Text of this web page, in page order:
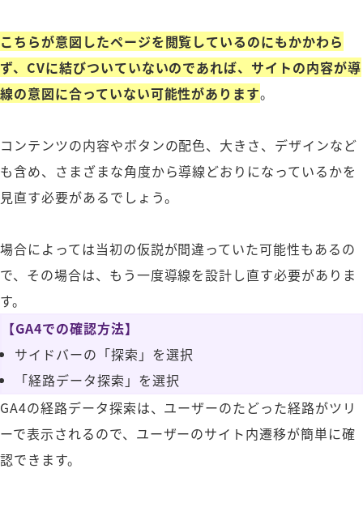
こちらが意図したページを閲覧しているのにもかかわら
ず、CVに結びついていないのであれば、サイトの内容が導
線の意図に合っていない可能性があります。
コンテンツの内容やボタンの配色、大きさ、デザインなど
も含め、さまざまな角度から導線どおりになっているかを
見直す必要があるでしょう。
場合によっては当初の仮説が間違っていた可能性もあるの
で、その場合は、もう一度導線を設計し直す必要がありま
す。
【GA4での確認方法】
サイドバーの「探索」を選択
「経路データ探索」を選択
GA4の経路データ探索は、ユーザーのたどった経路がツリ
ーで表示されるので、ユーザーのサイト内遷移が簡単に確
認できます。